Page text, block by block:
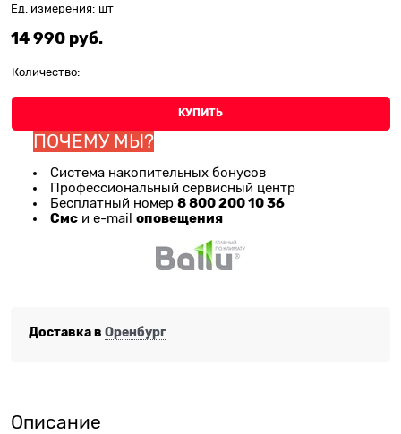
Ед. измерения: шт
14 990 руб.
Количество:
КУПИТЬ
ПОЧЕМУ МЫ?
Система накопительных бонусов
Профессиональный сервисный центр
Бесплатный номер 8 800 200 10 36
Смс и e-mail оповещения
Доставка в Оренбург
Описание